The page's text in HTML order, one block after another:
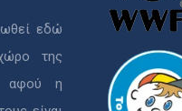
εδώ
της
αφού η